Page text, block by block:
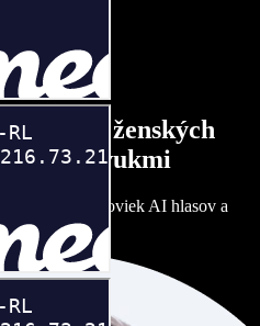
aj ženských
prízvukmi
si zo stoviek AI hlasov a